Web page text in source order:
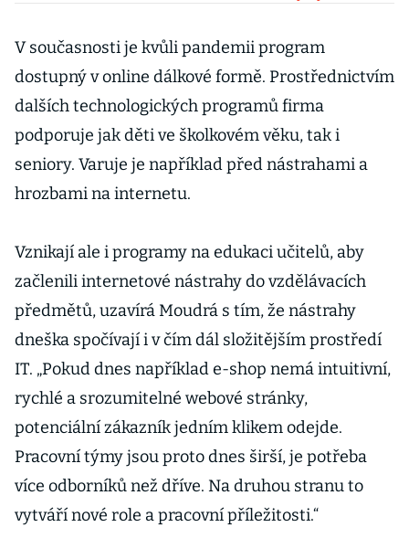
mějte hotovost
bokem
V současnosti je kvůli pandemii program
dostupný v online dálkové formě. Prostřednictvím
dalších technologických programů firma
podporuje jak děti ve školkovém věku, tak i
seniory. Varuje je například před nástrahami a
hrozbami na internetu.
Vznikají ale i programy na edukaci učitelů, aby
začlenili internetové nástrahy do vzdělávacích
předmětů, uzavírá Moudrá s tím, že nástrahy
dneška spočívají i v čím dál složitějším prostředí
IT. „Pokud dnes například e-shop nemá intuitivní,
rychlé a srozumitelné webové stránky,
potenciální zákazník jedním klikem odejde.
Pracovní týmy jsou proto dnes širší, je potřeba
více odborníků než dříve. Na druhou stranu to
vytváří nové role a pracovní příležitosti.“